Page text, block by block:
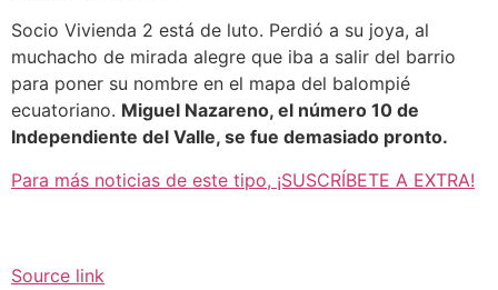
Socio Vivienda 2 está de luto. Perdió a su joya, al
muchacho de mirada alegre que iba a salir del barrio
para poner su nombre en el mapa del balompié
ecuatoriano. Miguel Nazareno, el número 10 de
Independiente del Valle, se fue demasiado pronto.
Para más noticias de este tipo, ¡SUSCRÍBETE A EXTRA!
Source link